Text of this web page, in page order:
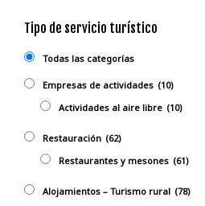
Tipo de servicio turístico
Todas las categorías
Empresas de actividades (10)
Actividades al aire libre (10)
Restauración (62)
Restaurantes y mesones (61)
Alojamientos – Turismo rural (78)